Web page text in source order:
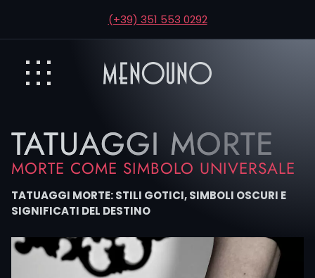
(+39) 351 553 0292
TATUAGGI MORTE
MORTE COME SIMBOLO UNIVERSALE
TATUAGGI MORTE: STILI GOTICI, SIMBOLI OSCURI E
SIGNIFICATI DEL DESTINO